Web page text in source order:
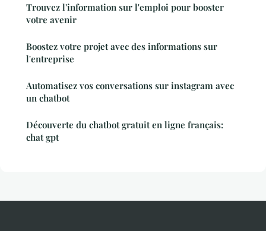
Trouvez l'information sur l'emploi pour booster
votre avenir
Boostez votre projet avec des informations sur
l'entreprise
Automatisez vos conversations sur instagram avec
un chatbot
Découverte du chatbot gratuit en ligne français:
chat gpt